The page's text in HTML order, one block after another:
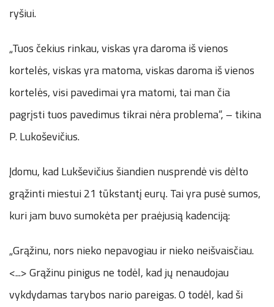
ryšiui.
„Tuos čekius rinkau, viskas yra daroma iš vienos
kortelės, viskas yra matoma, viskas daroma iš vienos
kortelės, visi pavedimai yra matomi, tai man čia
pagrįsti tuos pavedimus tikrai nėra problema“, – tikina
P. Lukoševičius.
Įdomu, kad Lukševičius šiandien nusprendė vis dėlto
grąžinti miestui 21 tūkstantį eurų. Tai yra pusė sumos,
kuri jam buvo sumokėta per praėjusią kadenciją:
„Grąžinu, nors nieko nepavogiau ir nieko neišvaisčiau.
<...> Grąžinu pinigus ne todėl, kad jų nenaudojau
vykdydamas tarybos nario pareigas. O todėl, kad ši